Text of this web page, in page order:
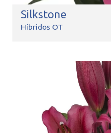
Silkstone
Híbridos OT